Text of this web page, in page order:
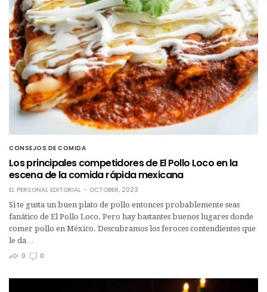
CONSEJOS DE COMIDA
Los principales competidores de El Pollo Loco en la
escena de la comida rápida mexicana
EL PERSONAL EDITORIAL
OCTOBER, 2023
Si te gusta un buen plato de pollo entonces probablemente seas
fanático de El Pollo Loco. Pero hay bastantes buenos lugares donde
comer pollo en México. Descubramos los feroces contendientes que
le da…
0
0